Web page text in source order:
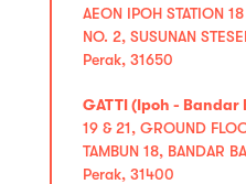
AEON IPOH STATION
NO. 2, SUSUNAN
Perak, 31650
GATTI (Ipoh - Bandar
19 & 21, GROUND
TAMBUN 18, BANDAR
Perak, 31400